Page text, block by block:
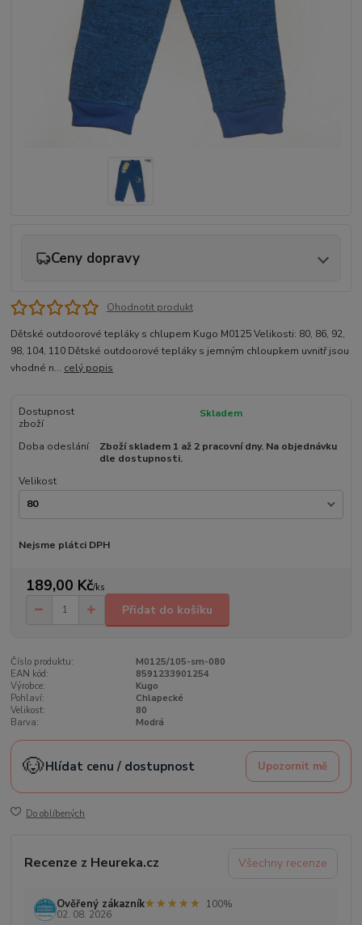
Ceny dopravy
Ohodnotit produkt
Dětské outdoorové tepláky s chlupem Kugo M0125 Velikosti: 80, 86, 92,
98, 104, 110 Dětské outdoorové tepláky s jemným chloupkem uvnitř jsou
vhodné n... celý popis
Dostupnost
zboží
Skladem
Doba odeslání
Zboží skladem 1 až 2 pracovní dny. Na objednávku
dle dostupnosti.
Velikost
Nejsme plátci DPH
189,00 Kč/ks
Přidat do košíku
Číslo produktu:
M0125/105-sm-080
EAN kód:
8591233901254
Výrobce:
Kugo
Pohlaví:
Chlapecké
Velikost:
80
Barva:
Modrá
🐶Hlídat cenu / dostupnost Upozornit mě
Do oblíbených
Recenze z Heureka.cz Všechny recenze
Ověřený zákazník★★★★★
★★★★★
100%
02. 08. 2026